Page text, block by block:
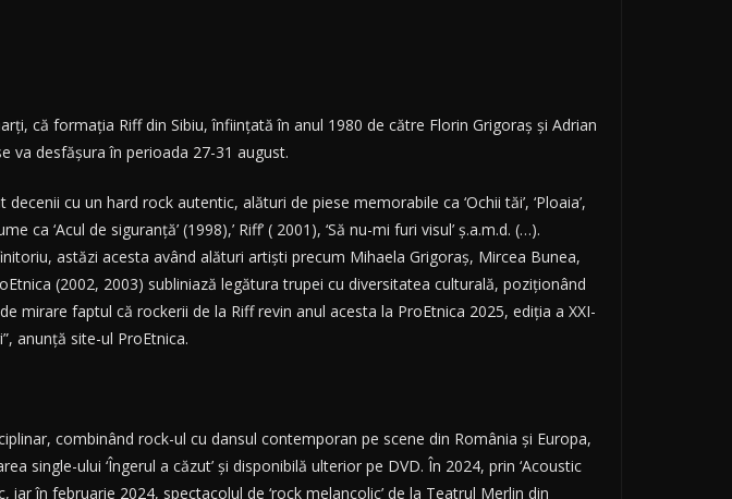
că formaţia Riff din Sibiu, înfiinţată în anul 1980 de către Florin Grigoraş şi Adrian
va desfăşura în perioada 27-31 august.
cu un hard rock autentic, alături de piese memorabile ca ‘Ochii tăi’, ‘Ploaia’,
‘Acul de siguranţă’ (1998),’ Riff’ ( 2001), ‘Să nu-mi furi visul’ ş.a.m.d. (…).
astăzi acesta având alături artişti precum Mihaela Grigoraş, Mircea Bunea,
(2002, 2003) subliniază legătura trupei cu diversitatea culturală, poziţionând
faptul că rockerii de la Riff revin anul acesta la ProEtnica 2025, ediţia a XXI-
anunţă site-ul ProEtnica.
combinând rock-ul cu dansul contemporan pe scene din România şi Europa,
single-ului ‘Îngerul a căzut’ şi disponibilă ulterior pe DVD. În 2024, prin ‘Acoustic
în februarie 2024, spectacolul de ‘rock melancolic’ de la Teatrul Merlin din